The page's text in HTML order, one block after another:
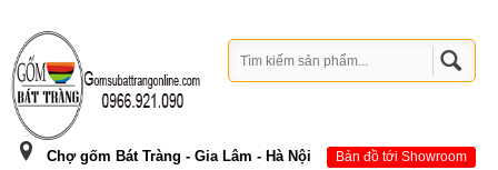
Chợ gốm Bát Tràng - Gia Lâm - Hà Nội Bản đồ tới Showroom